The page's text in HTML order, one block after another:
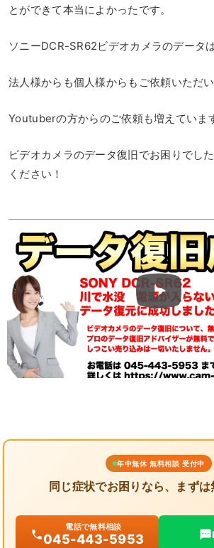
とができて本当によかったです。
ソニーDCR-SR62ビデオカメラのデータ
法人様からも個人様からもご依頼いただい
Youtuberの方からのご依頼も増えていま
ビデオカメラのデータ復旧でお困りでし
ください！
年中無休 無料相談 受付中
同じ症状でお困りなら、まず
電話で無料相談
045-443-5953